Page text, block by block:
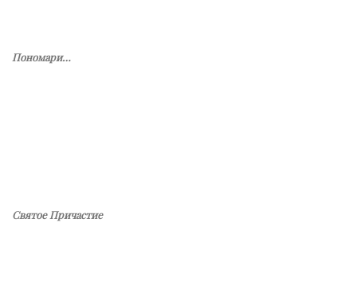
Пономари…
Святое Причастие